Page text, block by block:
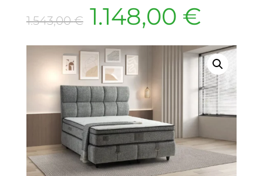
1.543,00€ Le
prix
initial
était :
1.543,00 €.
1.148,00 €
est :